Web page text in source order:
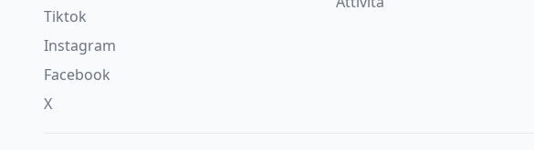
Tiktok
Instagram
Facebook
X